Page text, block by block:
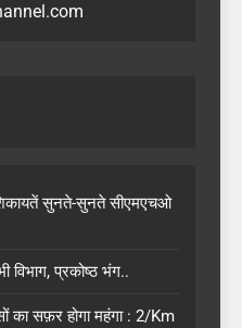
सुनते-सुनते सीएमएचओ
विभाग, प्रकोष्ठ भंग..
का सफ़र होगा महंगा : 2/Km